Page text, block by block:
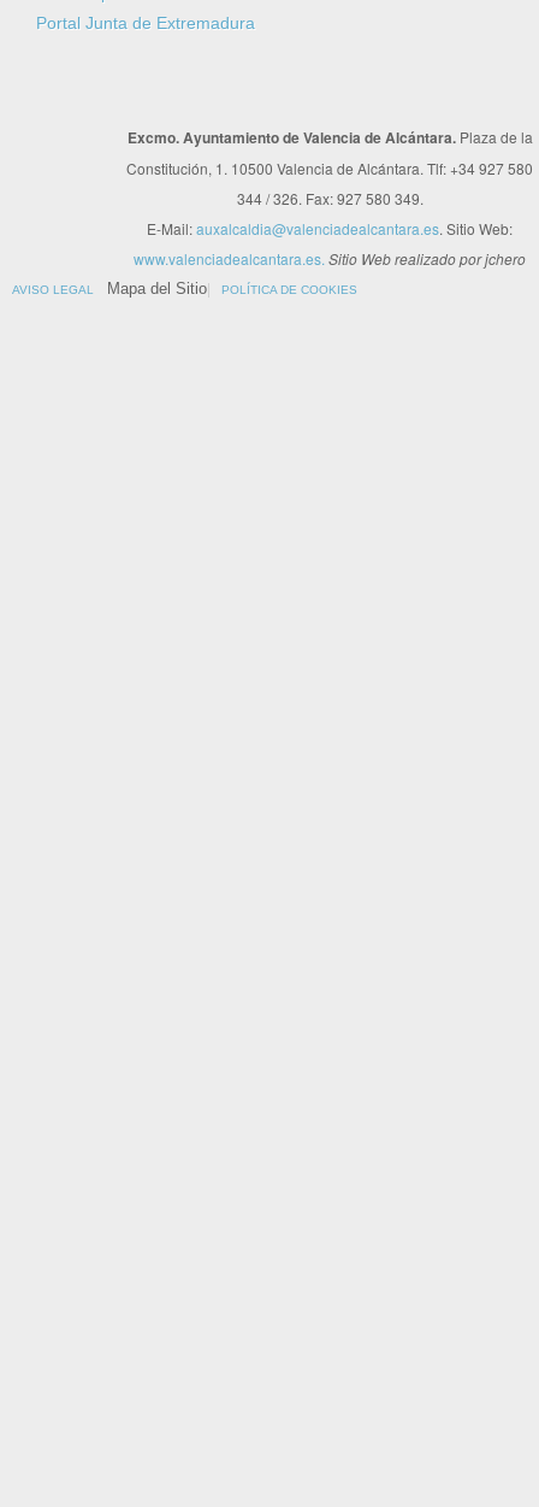
Portal Junta de Extremadura
Excmo. Ayuntamiento de Valencia de Alcántara. Plaza de la
Constitución, 1. 10500 Valencia de Alcántara. Tlf: +34 927 580
344 / 326. Fax: 927 580 349.
E-Mail:auxalcaldia@valenciadealcantara.es. Sitio Web:
www.valenciadealcantara.es. Sitio Web realizado por jchero
AVISO LEGAL Mapa del Sitio POLÍTICA DE COOKIES